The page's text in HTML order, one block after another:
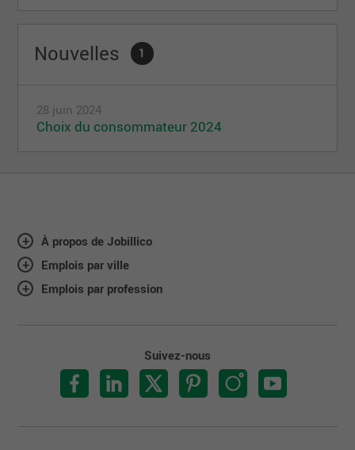
Nouvelles 1
28 juin 2024
Choix du consommateur 2024
À propos de Jobillico
Emplois par ville
Emplois par profession
Suivez-nous